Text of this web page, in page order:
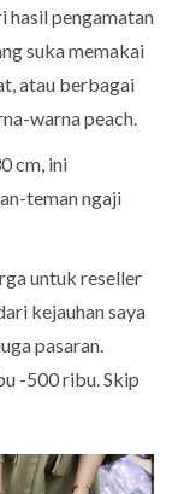
hasil pengamatan
suka memakai
atau berbagai
warna peach.
cm, ini
teman ngaji
untuk reseller
kejauhan saya
pasaran.
-500 ribu. Skip